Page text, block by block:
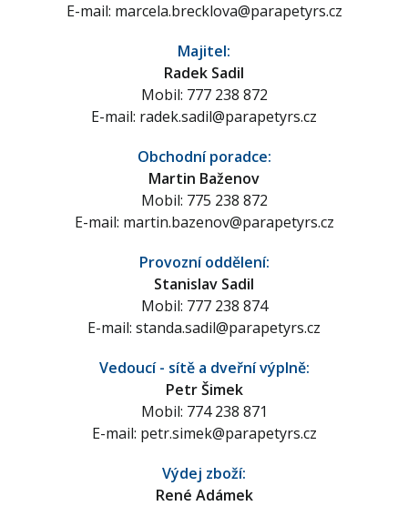
E-mail: marcela.brecklova@parapetyrs.cz
Majitel:
Radek Sadil
Mobil: 777 238 872
E-mail: radek.sadil@parapetyrs.cz
Obchodní poradce:
Martin Baženov
Mobil: 775 238 872
E-mail: martin.bazenov@parapetyrs.cz
Provozní oddělení:
Stanislav Sadil
Mobil: 777 238 874
E-mail: standa.sadil@parapetyrs.cz
Vedoucí - sítě a dveřní výplně:
Petr Šimek
Mobil: 774 238 871
E-mail: petr.simek@parapetyrs.cz
Výdej zboží:
René Adámek